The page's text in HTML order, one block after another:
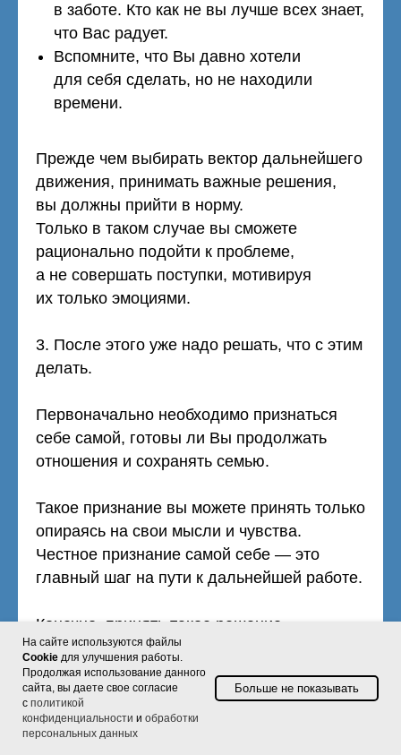
в заботе. Кто как не вы лучше всех знает,
что Вас радует.
Вспомните, что Вы давно хотели
для себя сделать, но не находили
времени.
Прежде чем выбирать вектор дальнейшего
движения, принимать важные решения,
вы должны прийти в норму.
Только в таком случае вы сможете
рационально подойти к проблеме,
а не совершать поступки, мотивируя
их только эмоциями.
3. После этого уже надо решать, что с этим
делать.
Первоначально необходимо признаться
себе самой, готовы ли Вы продолжать
отношения и сохранять семью.
Такое признание вы можете принять только
опираясь на свои мысли и чувства.
Честное признание самой себе — это
главный шаг на пути к дальнейшей работе.
Конечно, принять такое решение
самостоятельно непросто. Но сделать это
все же нужно.
Без оглядки на советы от подруг
На сайте используются файлы
Cookie для улучшения работы.
Продолжая использование данного
сайта, вы даете свое согласие
с политикой
конфиденциальности и обработки
персональных данных
Больше не показывать